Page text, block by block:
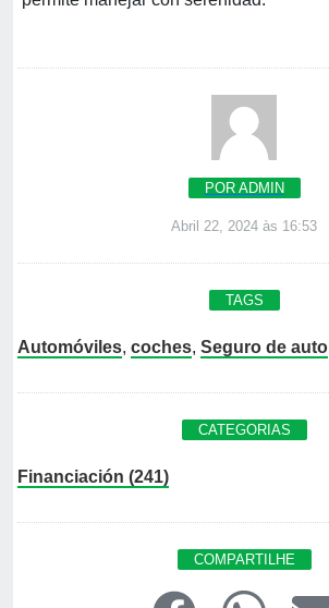
POR ADMIN
Abril 22, 2024 às 16:53
TAGS
Automóviles, coches, Seguro de auto
CATEGORIAS
Financiación (241)
COMPARTILHE